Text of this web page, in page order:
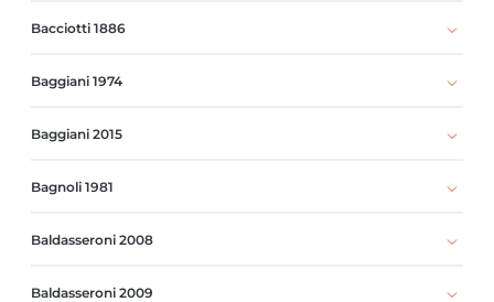
Bacciotti 1886
Baggiani 1974
Baggiani 2015
Bagnoli 1981
Baldasseroni 2008
Baldasseroni 2009